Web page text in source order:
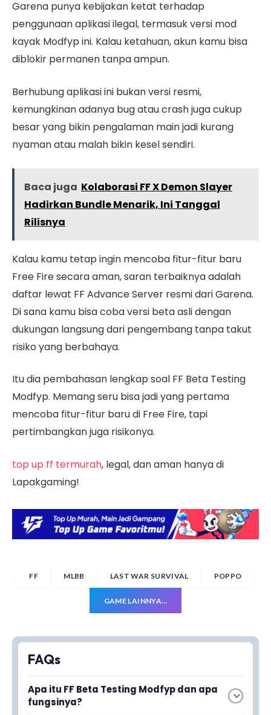
Garena punya kebijakan ketat terhadap
penggunaan aplikasi ilegal, termasuk versi mod
kayak Modfyp ini. Kalau ketahuan, akun kamu bisa
diblokir permanen tanpa ampun.
Berhubung aplikasi ini bukan versi resmi,
kemungkinan adanya bug atau crash juga cukup
besar yang bikin pengalaman main jadi kurang
nyaman atau malah bikin kesel sendiri.
Baca juga Kolaborasi FF X Demon Slayer
Hadirkan Bundle Menarik, Ini Tanggal
Rilisnya
Kalau kamu tetap ingin mencoba fitur-fitur baru
Free Fire secara aman, saran terbaiknya adalah
daftar lewat FF Advance Server resmi dari Garena.
Di sana kamu bisa coba versi beta asli dengan
dukungan langsung dari pengembang tanpa takut
risiko yang berbahaya.
Itu dia pembahasan lengkap soal FF Beta Testing
Modfyp. Memang seru bisa jadi yang pertama
mencoba fitur-fitur baru di Free Fire, tapi
pertimbangkan juga risikonya.
top up ff termurah, legal, dan aman hanya di
Lapakgaming!
FF MLBB LAST WAR SURVIVAL POPPO
GAME LAINNYA…
FAQs
Apa itu FF Beta Testing Modfyp dan apa
fungsinya?